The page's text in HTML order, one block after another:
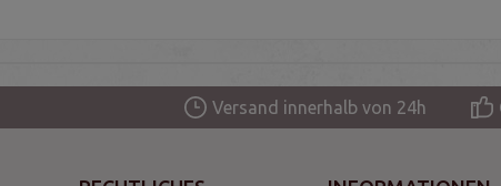
Versand innerhalb von 24h